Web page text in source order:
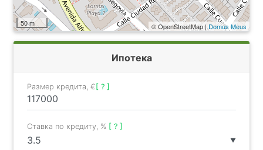
50 m © OpenStreetMap |Domus Meus
Ипотека
Размер кредита, €[ ? ]
▼
Ставка по кредиту, % [ ? ]